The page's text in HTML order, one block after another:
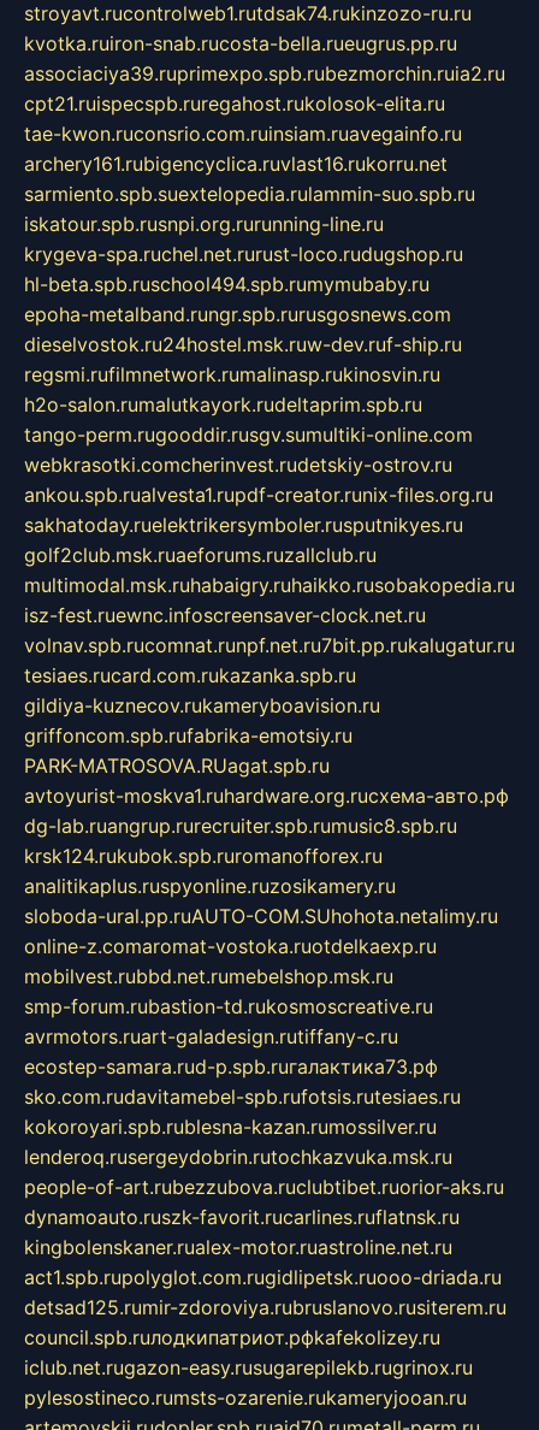
stroyavt.rucontrolweb1.rutdsak74.rukinzozo-ru.ru
kvotka.ruiron-snab.rucosta-bella.rueugrus.pp.ru
associaciya39.ruprimexpo.spb.rubezmorchin.ruia2.ru
cpt21.ruispecspb.ruregahost.rukolosok-elita.ru
tae-kwon.ruconsrio.com.ruinsiam.ruavegainfo.ru
archery161.rubigencyclica.ruvlast16.rukorru.net
sarmiento.spb.suextelopedia.rulammin-suo.spb.ru
iskatour.spb.rusnpi.org.rurunning-line.ru
krygeva-spa.ruchel.net.rurust-loco.rudugshop.ru
hl-beta.spb.ruschool494.spb.rumymubaby.ru
epoha-metalband.rungr.spb.rurusgosnews.com
dieselvostok.ru24hostel.msk.ruw-dev.ruf-ship.ru
regsmi.rufilmnetwork.rumalinasp.rukinosvin.ru
h2o-salon.rumalutkayork.rudeltaprim.spb.ru
tango-perm.rugooddir.rusgv.sumultiki-online.com
webkrasotki.comcherinvest.rudetskiy-ostrov.ru
ankou.spb.rualvesta1.rupdf-creator.runix-files.org.ru
sakhatoday.ruelektrikersymboler.rusputnikyes.ru
golf2club.msk.ruaeforums.ruzallclub.ru
multimodal.msk.ruhabaigry.ruhaikko.rusobakopedia.ru
isz-fest.ruewnc.infoscreensaver-clock.net.ru
volnav.spb.rucomnat.runpf.net.ru7bit.pp.rukalugatur.ru
tesiaes.rucard.com.rukazanka.spb.ru
gildiya-kuznecov.rukameryboavision.ru
griffoncom.spb.rufabrika-emotsiy.ru
PARK-MATROSOVA.RUagat.spb.ru
avtoyurist-moskva1.ruhardware.org.ruсхема-авто.рф
dg-lab.ruangrup.rurecruiter.spb.rumusic8.spb.ru
krsk124.rukubok.spb.ruromanofforex.ru
analitikaplus.ruspyonline.ruzosikamery.ru
sloboda-ural.pp.ruAUTO-COM.SUhohota.netalimy.ru
online-z.comaromat-vostoka.ruotdelkaexp.ru
mobilvest.rubbd.net.rumebelshop.msk.ru
smp-forum.rubastion-td.rukosmoscreative.ru
avrmotors.ruart-galadesign.rutiffany-c.ru
ecostep-samara.rud-p.spb.ruгалактика73.рф
sko.com.rudavitamebel-spb.rufotsis.rutesiaes.ru
kokoroyari.spb.rublesna-kazan.rumossilver.ru
lenderoq.rusergeydobrin.rutochkazvuka.msk.ru
people-of-art.rubezzubova.ruclubtibet.ruorior-aks.ru
dynamoauto.ruszk-favorit.rucarlines.ruflatnsk.ru
kingbolenskaner.rualex-motor.ruastroline.net.ru
act1.spb.rupolyglot.com.rugidlipetsk.ruooo-driada.ru
detsad125.rumir-zdoroviya.rubruslanovo.rusiterem.ru
council.spb.ruлодкипатриот.рфkafekolizey.ru
iclub.net.rugazon-easy.rusugarepilekb.rugrinox.ru
pylesostineco.rumsts-ozarenie.rukameryjooan.ru